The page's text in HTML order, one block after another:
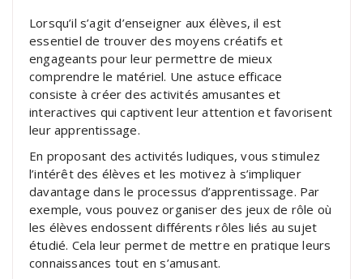
Lorsqu’il s’agit d’enseigner aux élèves, il est
essentiel de trouver des moyens créatifs et
engageants pour leur permettre de mieux
comprendre le matériel. Une astuce efficace
consiste à créer des activités amusantes et
interactives qui captivent leur attention et favorisent
leur apprentissage.
En proposant des activités ludiques, vous stimulez
l’intérêt des élèves et les motivez à s’impliquer
davantage dans le processus d’apprentissage. Par
exemple, vous pouvez organiser des jeux de rôle où
les élèves endossent différents rôles liés au sujet
étudié. Cela leur permet de mettre en pratique leurs
connaissances tout en s’amusant.